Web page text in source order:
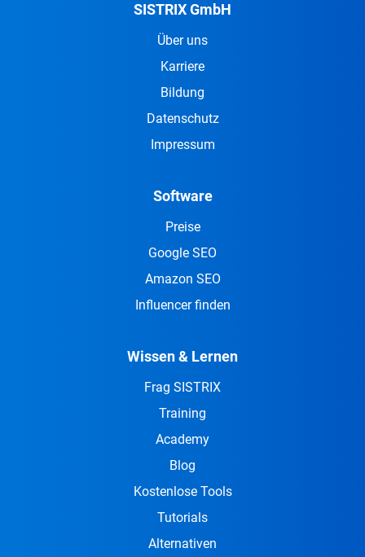
SISTRIX GmbH
Über uns
Karriere
Bildung
Datenschutz
Impressum
Software
Preise
Google SEO
Amazon SEO
Influencer finden
Wissen & Lernen
Frag SISTRIX
Training
Academy
Blog
Kostenlose Tools
Tutorials
Alternativen